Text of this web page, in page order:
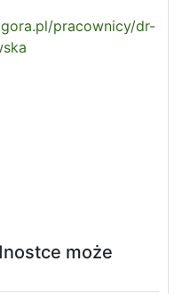
pracownicy/dr-
może